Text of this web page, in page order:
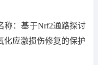
称：基于Nrf2通路探讨
化应激损伤修复的保护